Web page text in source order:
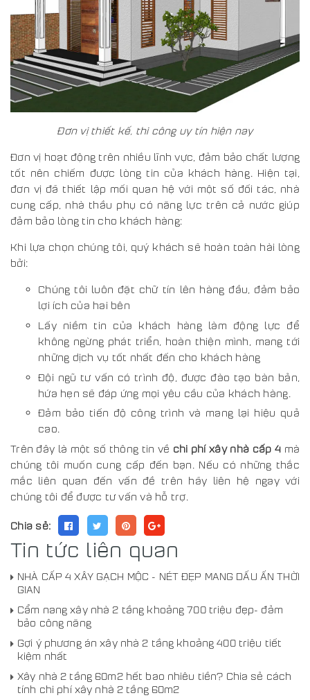
Đơn vị thiết kế, thi công uy tín hiện nay
Đơn vị hoạt động trên nhiều lĩnh vực, đảm bảo chất lượng
tốt nên chiếm được lòng tin của khách hàng. Hiện tại,
đơn vị đã thiết lập mối quan hệ với một số đối tác, nhà
cung cấp, nhà thầu phụ có năng lực trên cả nước giúp
đảm bảo lòng tin cho khách hàng:
Khi lựa chọn chúng tôi, quý khách sẽ hoàn toàn hài lòng
bởi:
Chúng tôi luôn đặt chữ tín lên hàng đầu, đảm bảo
lợi ích của hai bên
Lấy niềm tin của khách hàng làm động lực để
không ngừng phát triển, hoàn thiện mình, mang tới
những dịch vụ tốt nhất đến cho khách hàng
Đội ngũ tư vấn có trình độ, được đào tạo bàn bản,
hứa hẹn sẽ đáp ứng mọi yêu cầu của khách hàng.
Đảm bảo tiến độ công trình và mang lại hiệu quả
cao.
Trên đây là một số thông tin về chi phí xây nhà cấp 4 mà
chúng tôi muốn cung cấp đến bạn. Nếu có những thắc
mắc liên quan đến vấn đề trên hãy liên hệ ngay với
chúng tôi để được tư vấn và hỗ trợ.
Chia sẻ:
Tin tức liên quan
NHÀ CẤP 4 XÂY GẠCH MỘC - NÉT ĐẸP MANG DẤU ẤN THỜI
GIAN
Cẩm nang xây nhà 2 tầng khoảng 700 triệu đẹp- đảm
bảo công năng
Gợi ý phương án xây nhà 2 tầng khoảng 400 triệu tiết
kiệm nhất
Xây nhà 2 tầng 60m2 hết bao nhiêu tiền? Chia sẻ cách
tính chi phí xây nhà 2 tầng 60m2